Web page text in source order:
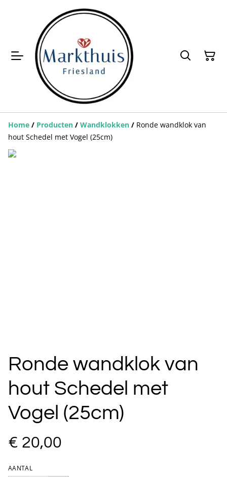
Home / Producten / Wandklokken / Ronde wandklok van
hout Schedel met Vogel (25cm)
Ronde wandklok van
hout Schedel met
Vogel (25cm)
€ 20,00
AANTAL